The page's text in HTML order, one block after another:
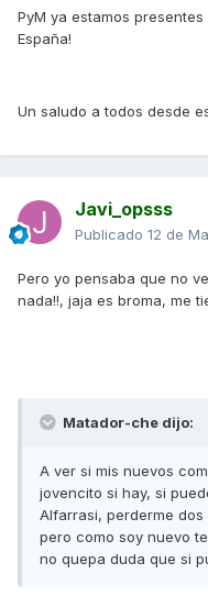
PyM ya estamos
España!
Un saludo a todos desde
Javi_opsss
Publicado 12 de
Pero yo pensaba que no
nada!!, jaja es broma, me
Matador-che dijo:
A ver si mis nuevos
jovencito si hay, si
Alfarrasi, perderme
pero como soy nuevo
no quepa duda que si